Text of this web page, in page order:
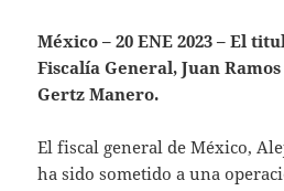
México – 20 ENE 2023 – El
Fiscalía General, Juan
Gertz Manero.
El fiscal general de México,
ha sido sometido a una